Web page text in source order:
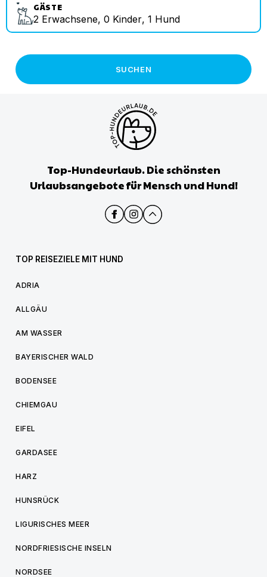
GÄSTE
2 Erwachsene, 0 Kinder, 1 Hund
SUCHEN
Top-Hundeurlaub. Die schönsten
Urlaubsangebote für Mensch und Hund!
TOP REISEZIELE MIT HUND
ADRIA
ALLGÄU
AM WASSER
BAYERISCHER WALD
BODENSEE
CHIEMGAU
EIFEL
GARDASEE
HARZ
HUNSRÜCK
LIGURISCHES MEER
NORDFRIESISCHE INSELN
NORDSEE